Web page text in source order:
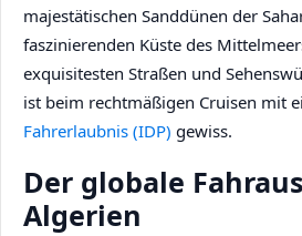
majestätischen Sanddünen der
faszinierenden Küste des
exquisitesten Straßen und
ist beim rechtmäßigen Cruisen mit
Fahrerlaubnis (IDP) gewiss.
Der globale
Algerien